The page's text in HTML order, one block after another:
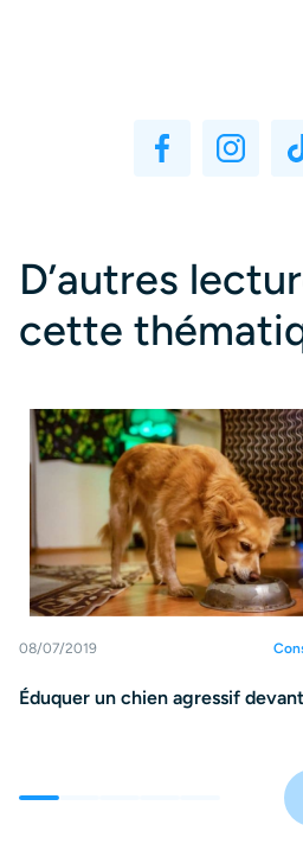
D’autres
cette
08/07/2019
Éduquer un chien agressif